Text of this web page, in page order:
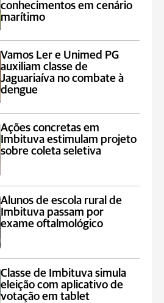
conhecimentos em cenário
marítimo
Vamos Ler e Unimed PG
auxiliam classe de
Jaguariaíva no combate à
dengue
Ações concretas em
Imbituva estimulam projeto
sobre coleta seletiva
Alunos de escola rural de
Imbituva passam por
exame oftalmológico
Classe de Imbituva simula
eleição com aplicativo de
votação em tablet